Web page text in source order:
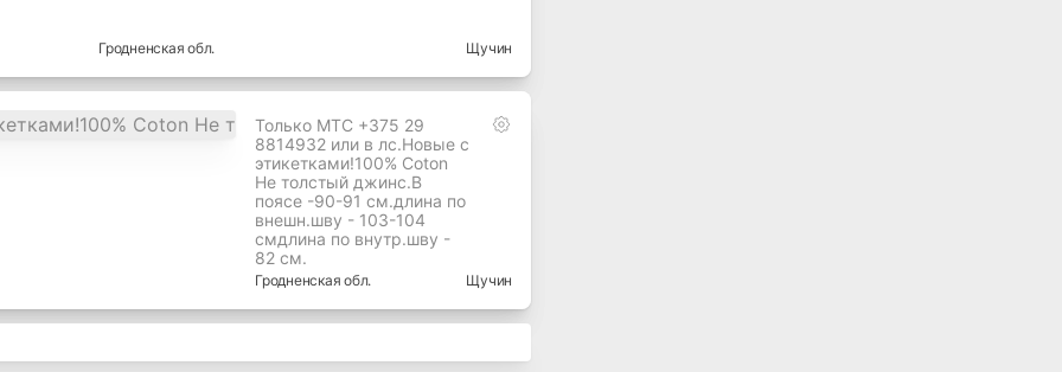
Гродненская обл. Щучин
Только МТС +375 29
8814932 или в лс.Новые с
этикетками!100% Coton
Не толстый джинс.В
поясе -90-91 см.длина по
внешн.шву - 103-104
смдлина по внутр.шву -
82 см.
Гродненская обл. Щучин